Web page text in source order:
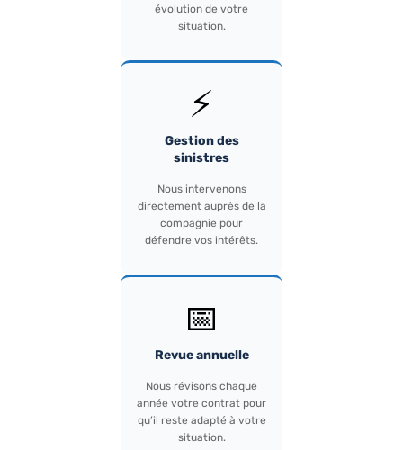
évolution de votre
situation.
⚡
Gestion des
sinistres
Nous intervenons
directement auprès de la
compagnie pour
défendre vos intérêts.
📅
Revue annuelle
Nous révisons chaque
année votre contrat pour
qu’il reste adapté à votre
situation.